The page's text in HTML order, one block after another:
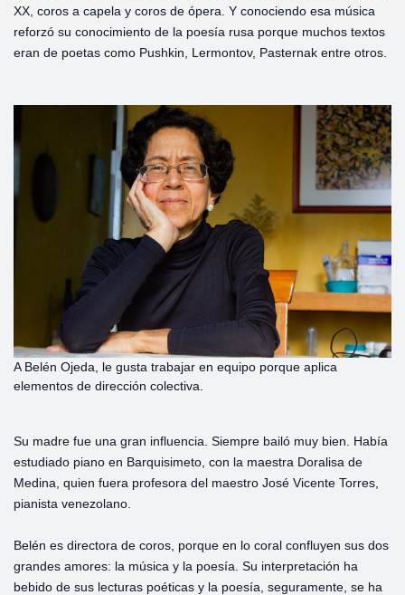
XX, coros a capela y coros de ópera. Y conociendo esa música
reforzó su conocimiento de la poesía rusa porque muchos textos
eran de poetas como Pushkin, Lermontov, Pasternak entre otros.
A Belén Ojeda, le gusta trabajar en equipo porque aplica
elementos de dirección colectiva.
Su madre fue una gran influencia. Siempre bailó muy bien. Había
estudiado piano en Barquisimeto, con la maestra Doralisa de
Medina, quien fuera profesora del maestro José Vicente Torres,
pianista venezolano.
Belén es directora de coros, porque en lo coral confluyen sus dos
grandes amores: la música y la poesía. Su interpretación ha
bebido de sus lecturas poéticas y la poesía, seguramente, se ha